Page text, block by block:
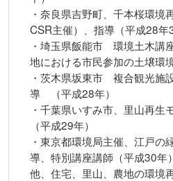
・奈良県吉野町、千本桜環境
CSR主催）、指導（平成28年
・埼玉県飯能市 環境土木講
地における市民参加の土壌環
・茨木県坂東市 複合観光施
導 （平成28年）
・千葉県いすみ市、里山再
（平成29年）
・東京都環境局主催、江戸
導、特別講座講師（平成30年）
他、住宅、里山、農地の環境